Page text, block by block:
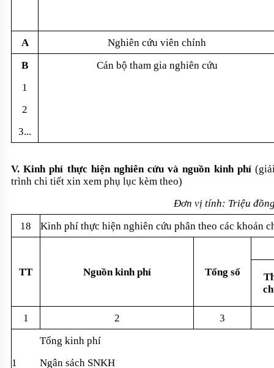
A Nghiên cứu viên chính
B
Cán bộ tham gia nghiên cứu
1
2
3...
V. Kinh phí thực hiện nghiên cứu và nguồn kinh phí(gi
trình chi tiết xin xem phụ lục kèm theo)
Đơn vị tính: Triệu
18
Kinh phí thực hiện nghiên cứu phân theo các khoản
TT Nguồn kinh phí Tổng số
1 2
3
Tổng kinh phí
1
Ngân sách SNKH